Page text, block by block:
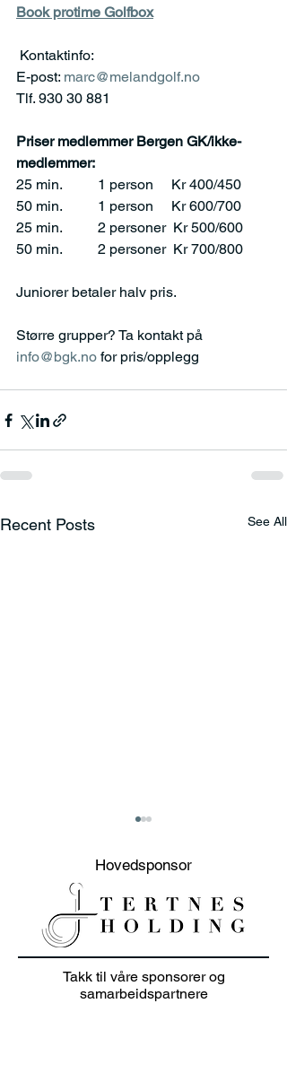
Book protime Golfbox
Kontaktinfo:
E-post: marc@melandgolf.no
Tlf. 930 30 881
Priser medlemmer Bergen GK/ikke-
medlemmer:
25 min.          1 person     Kr 400/450
50 min.          1 person     Kr 600/700
25 min.          2 personer  Kr 500/600
50 min.          2 personer  Kr 700/800
Juniorer betaler halv pris.
Større grupper? Ta kontakt på
info@bgk.no for pris/opplegg
Recent Posts See All
20% sommer salg på
klær i juli 👕🏌️‍♀️
Hovedsponsor
Takk til våre sponsorer og
samarbeidspartnere